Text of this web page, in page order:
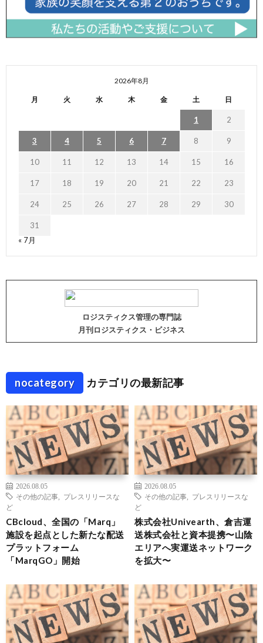
2026年8月
月 火 水 木 金 土 日
1 2
3 4 5 6 7 8 9
10 11 12 13 14 15 16
17 18 19 20 21 22 23
24 25 26 27 28 29 30
31
« 7月
ロジスティクス管理の専門誌
月刊ロジスティクス・ビジネス
nocategory カテゴリの最新記事
2026.08.05
その他の記事
プレスリリースな
ど
CBcloud、全国の「Marq」
施設を起点とした新たな配送
プラットフォーム
「MarqGO」開始
2026.08.05
その他の記事
プレスリリースな
ど
株式会社Univearth、倉吉運
送株式会社と資本提携〜山陰
エリアへ実運送ネットワーク
を拡大〜